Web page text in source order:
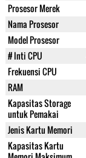
Prosesor Merek
Nama Prosesor
Model Prosesor
# Inti CPU
Frekuensi CPU
RAM
Kapasitas Storage
untuk Pemakai
Jenis Kartu Memori
Kapasitas Kartu